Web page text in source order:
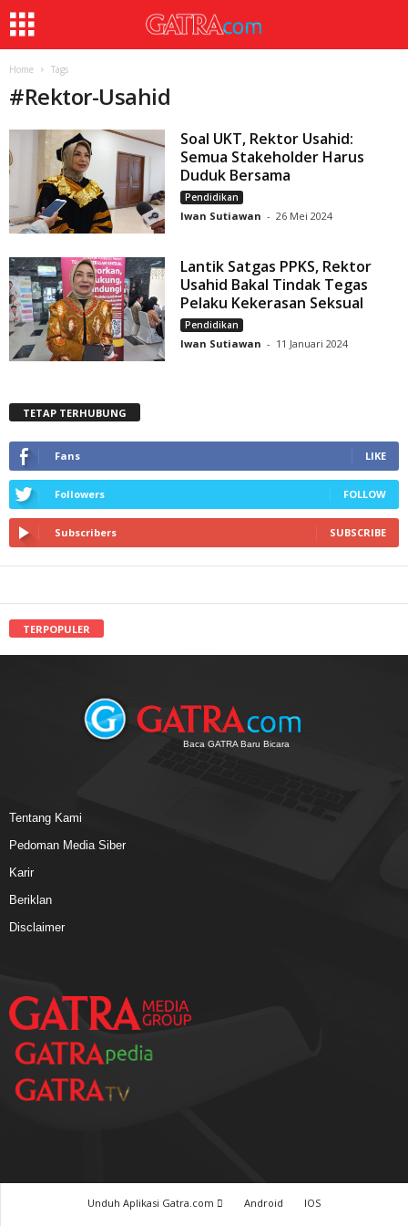
Home Tags
#Rektor-Usahid
Soal UKT, Rektor Usahid:
Semua Stakeholder Harus
Duduk Bersama
Pendidikan
Iwan Sutiawan - 26 Mei 2024
Lantik Satgas PPKS, Rektor
Usahid Bakal Tindak Tegas
Pelaku Kekerasan Seksual
Pendidikan
Iwan Sutiawan - 11 Januari 2024
TETAP TERHUBUNG
Fans LIKE
Followers FOLLOW
Subscribers SUBSCRIBE
TERPOPULER
Baca GATRA Baru Bicara
Tentang Kami
Pedoman Media Siber
Karir
Beriklan
Disclaimer
Unduh Aplikasi Gatra.com Android
IOS